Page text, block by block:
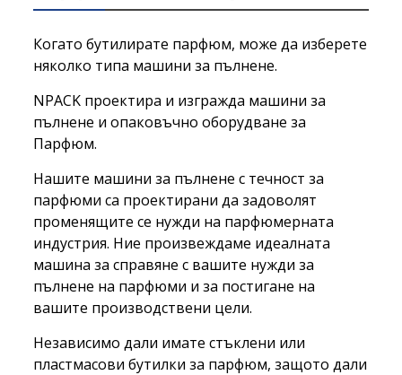
Когато бутилирате парфюм, може да изберете
няколко типа машини за пълнене.
NPACK проектира и изгражда машини за
пълнене и опаковъчно оборудване за
Парфюм.
Нашите машини за пълнене с течност за
парфюми са проектирани да задоволят
променящите се нужди на парфюмерната
индустрия. Ние произвеждаме идеалната
машина за справяне с вашите нужди за
пълнене на парфюми и за постигане на
вашите производствени цели.
Независимо дали имате стъклени или
пластмасови бутилки за парфюм, защото дали